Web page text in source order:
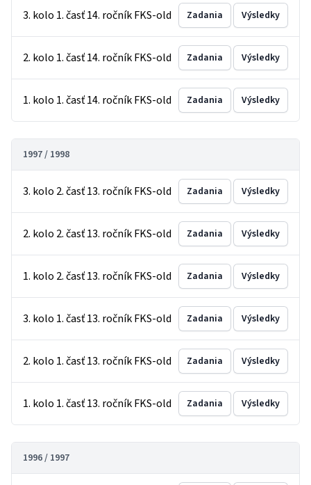
3. kolo 1. časť 14. ročník FKS-old Zadania Výsledky
2. kolo 1. časť 14. ročník FKS-old Zadania Výsledky
1. kolo 1. časť 14. ročník FKS-old Zadania Výsledky
1997 / 1998
3. kolo 2. časť 13. ročník FKS-old Zadania Výsledky
2. kolo 2. časť 13. ročník FKS-old Zadania Výsledky
1. kolo 2. časť 13. ročník FKS-old Zadania Výsledky
3. kolo 1. časť 13. ročník FKS-old Zadania Výsledky
2. kolo 1. časť 13. ročník FKS-old Zadania Výsledky
1. kolo 1. časť 13. ročník FKS-old Zadania Výsledky
1996 / 1997